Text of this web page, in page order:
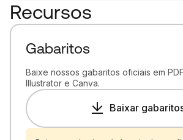
Recursos
Gabaritos
Baixe nossos gabaritos oficiais em
Illustrator e Canva.
Baixar